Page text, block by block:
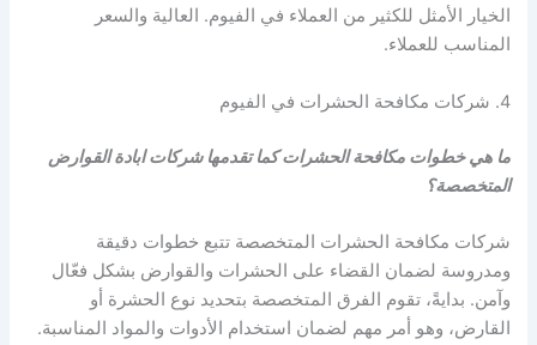
الخيار الأمثل للكثير من العملاء في الفيوم. العالية والسعر
المناسب للعملاء.
4. شركات مكافحة الحشرات في الفيوم
ما هي خطوات مكافحة الحشرات كما تقدمها شركات ابادة القوارض
المتخصصة؟
شركات مكافحة الحشرات المتخصصة تتبع خطوات دقيقة
ومدروسة لضمان القضاء على الحشرات والقوارض بشكل فعّال
وآمن. بدايةً، تقوم الفرق المتخصصة بتحديد نوع الحشرة أو
القارض، وهو أمر مهم لضمان استخدام الأدوات والمواد المناسبة.